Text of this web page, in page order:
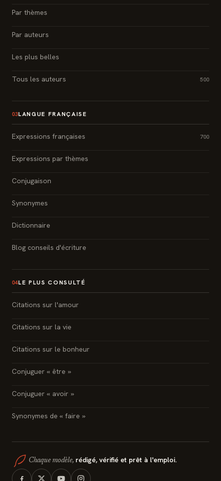
Par thèmes
Par auteurs
Les plus belles
Tous les auteurs 500
03LANGUE FRANÇAISE
Expressions françaises 700
Expressions par thèmes
Conjugaison
Synonymes
Dictionnaire
Blog conseils d'écriture
04LE PLUS CONSULTÉ
Citations sur l'amour
Citations sur la vie
Citations sur le bonheur
Conjuguer « être »
Conjuguer « avoir »
Synonymes de « faire »
Chaque modèle, rédigé, vérifié et prêt à l'emploi.